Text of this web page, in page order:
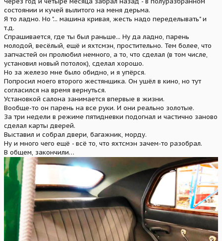
состоянии и кучей вылитого на меня дерьма.
Я то ладно. Но "... машина кривая, жесть надо переделывать" и
т.д.
Спрашивается, где ты был раньше... Ну да ладно, парень
молодой, весёлый, ещё и яхтсмэн, простительно. Тем более, что
запчастей он пролюбил немного, а то, что сделал (в том числе,
установил новый потолок), сделал хорошо.
Но за железо мне было обидно, и я упёрся.
Попросил моего второго жестянщика. Он ушёл в кино, но тут
согласился на время вернуться.
Установкой салона занимается впервые в жизни.
Вообще-то он парень на все руки. И они реально золотые.
За три недели в режиме пятидневки подогнал и частично заново
сделал карты дверей.
Выставил и собрал двери, багажник, морду.
Ну и много чего ещё - всё то, что яхтсмэн зачем-то разобрал.
В общем, закончили…